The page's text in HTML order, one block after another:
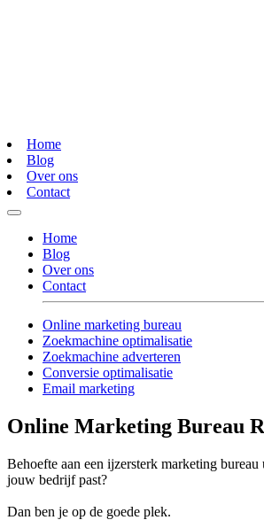
Home
Blog
Over ons
Contact
Home
Blog
Over ons
Contact
Online marketing bureau
Zoekmachine optimalisatie
Zoekmachine adverteren
Conversie optimalisatie
Email marketing
Online Marketing Bureau
Behoefte aan een ijzersterk marketing
jouw bedrijf past?
Dan ben je op de goede plek.